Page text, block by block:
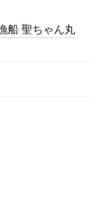
船 聖ちゃん丸